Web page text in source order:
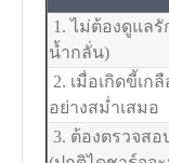
1. ไม่ต้องดูแลรั
น้ำกลั่น)
2. เมื่อเกิดขี้เ
อย่างสม่ำเสมอ
3. ต้องตรวจส